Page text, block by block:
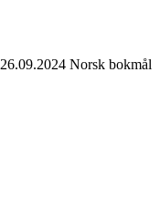
26.09.2024 Norsk bokmål